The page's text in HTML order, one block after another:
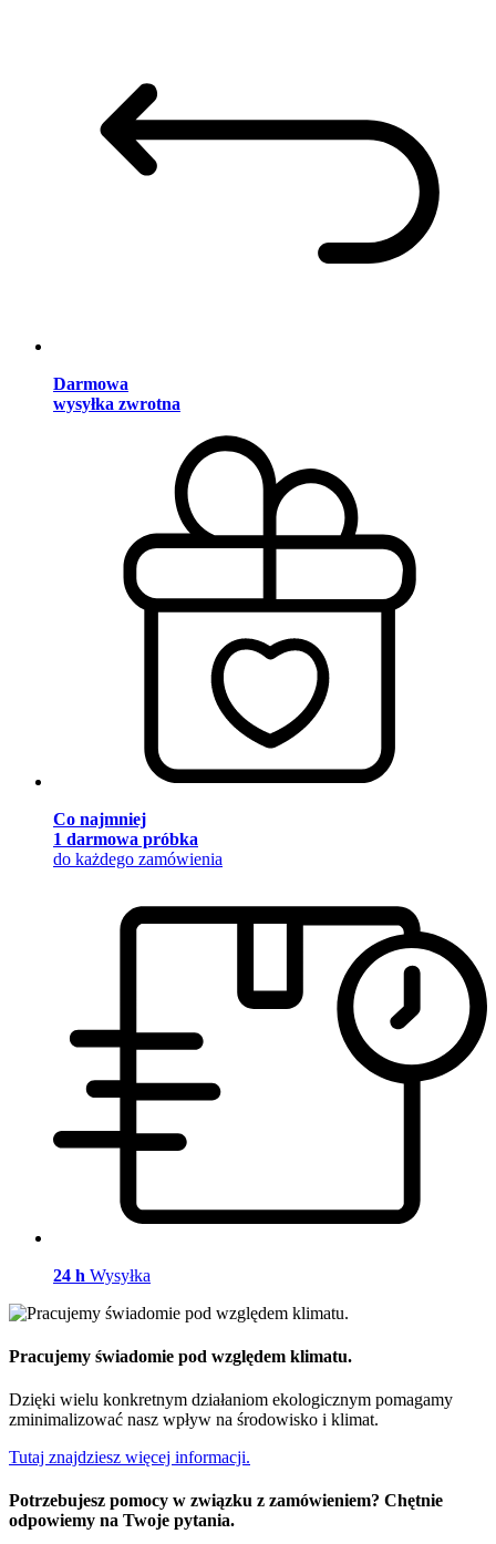
Darmowa
wysyłka zwrotna
Co najmniej
1 darmowa próbka
do każdego zamówienia
24 h Wysyłka
Pracujemy świadomie pod względem klimatu.
Dzięki wielu konkretnym działaniom ekologicznym pomagamy
zminimalizować nasz wpływ na środowisko i klimat.
Tutaj znajdziesz więcej informacji.
Potrzebujesz pomocy w związku z zamówieniem? Chętnie
odpowiemy na Twoje pytania.